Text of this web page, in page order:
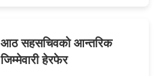
आठ सहसचिवको आन्तरिक
जिम्मेवारी हेरफेर